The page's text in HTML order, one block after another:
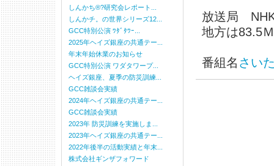
放送局
地方は83.5
番組名 さい
しんかち®?研究会レポート...
しんかチ。の世界シリーズ12...
GCC特別公演 ﾜﾀﾞﾀﾜｰ...
2025年ヘイズ銀座の共通テー...
年末年始休業のお知らせ
GCC特別公演 ワダタワープ...
ヘイズ銀座、夏季の防災訓練...
GCC雑談会実績
2024年ヘイズ銀座の共通テー...
GCC雑談会実績
2023年 防災訓練を実施しま...
2023年ヘイズ銀座の共通テー...
2022年後半の活動実績と年末...
株式会社ギンザフォワード